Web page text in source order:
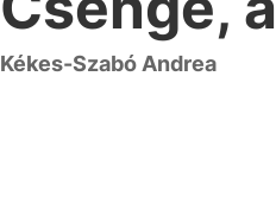
Kékes-Szabó Andrea